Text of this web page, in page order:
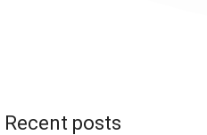
Recent posts